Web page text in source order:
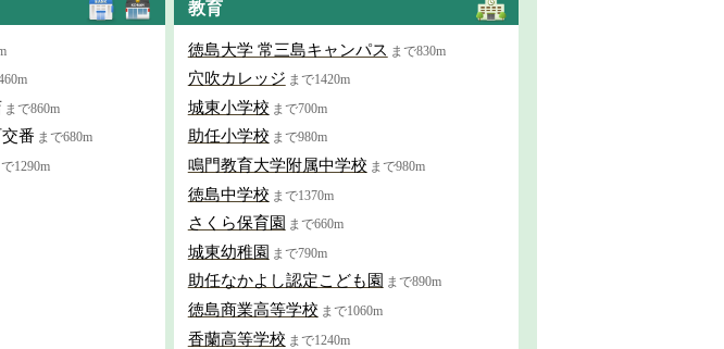
まで860m
番 まで680m
1290m
教育
徳島大学 常三島キャンパス まで830m
穴吹カレッジ まで1420m
城東小学校 まで700m
助任小学校 まで980m
鳴門教育大学附属中学校 まで980m
徳島中学校 まで1370m
さくら保育園 まで660m
城東幼稚園 まで790m
助任なかよし認定こども園 まで890m
徳島商業高等学校 まで1060m
香蘭高等学校 まで1240m